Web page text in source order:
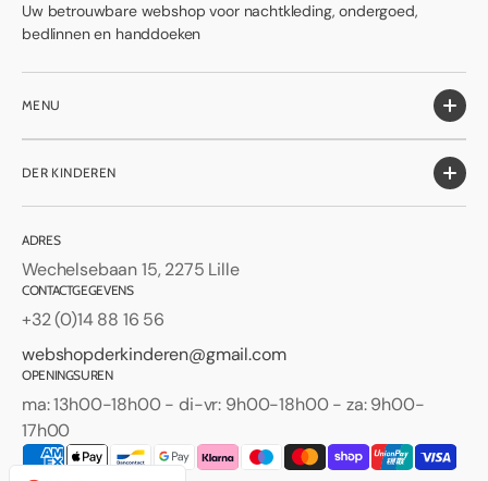
Uw betrouwbare webshop voor nachtkleding, ondergoed,
bedlinnen en handdoeken
MENU
DER KINDEREN
ADRES
Wechelsebaan 15, 2275 Lille
CONTACTGEGEVENS
+32 (0)14 88 16 56
webshopderkinderen@gmail.com
OPENINGSUREN
ma: 13h00-18h00 - di-vr: 9h00-18h00 - za: 9h00-
17h00